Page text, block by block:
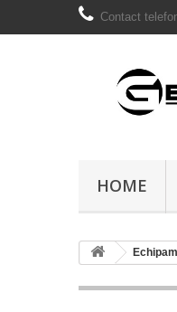
Contact
HOME